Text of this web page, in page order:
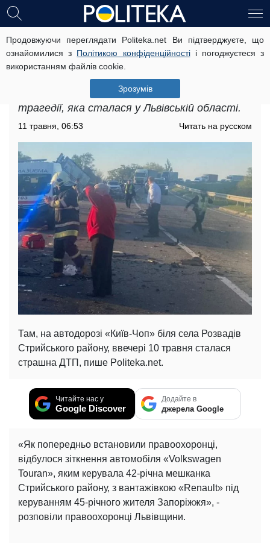
Продовжуючи переглядати Politeka.net Ви підтверджуєте, що
ознайомилися з Політикою конфіденційностіі погоджуєтеся з
використанням файлів cookie.
Зрозумів
"Боже, яке горе": з'явилися кадри з
місця загибелі мами і її маленьких
донечок
Поліцейські встановлюють обставини
трагедії, яка сталася у Львівській області.
11 травня, 06:53 Читать на русском
Там, на автодорозі «Київ-Чоп» біля села Розвадів
Стрийського району, ввечері 10 травня сталася
страшна ДТП, пише Politeka.net.
Читайте нас у
Google Discover
Додайте в
джерела Google
«Як попередньо встановили правоохоронці,
відбулося зіткнення автомобіля «Volkswagen
Touran», яким керувала 42-річна мешканка
Стрийського району, з вантажівкою «Renault» під
керуванням 45-річного жителя Запоріжжя», -
розповіли правоохоронці Львівщини.